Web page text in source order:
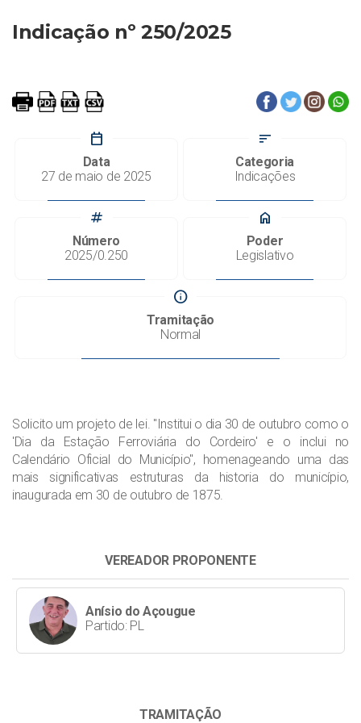
Indicação nº 250/2025
calendar_today
Data
27 de maio de 2025
sort
Categoria
Indicações
tag
Número
2025/0.250
home
Poder
Legislativo
info
Tramitação
Normal
Solicito um projeto de lei. "Institui o dia 30 de outubro como o
'Dia da Estação Ferroviária do Cordeiro' e o inclui no
Calendário Oficial do Município", homenageando uma das
mais significativas estruturas da historia do município,
inaugurada em 30 de outubro de 1875.
VEREADOR PROPONENTE
Anísio do Açougue
Partido: PL
TRAMITAÇÃO